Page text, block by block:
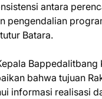
antara
pengendalian
Batara.
Bappedalitbang
bahwa tujuan
informasi realisasi